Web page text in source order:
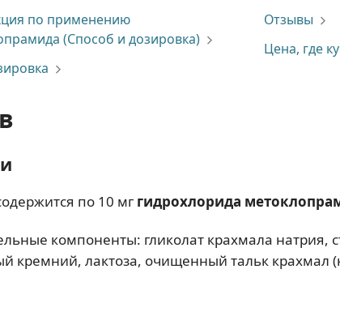
по применению
(Способ и дозировка)
Отзывы
Цена, где
по 10 мг гидрохлорида
компоненты: гликолат крахмала натрия,
кремний, лактоза, очищенный тальк крахмал